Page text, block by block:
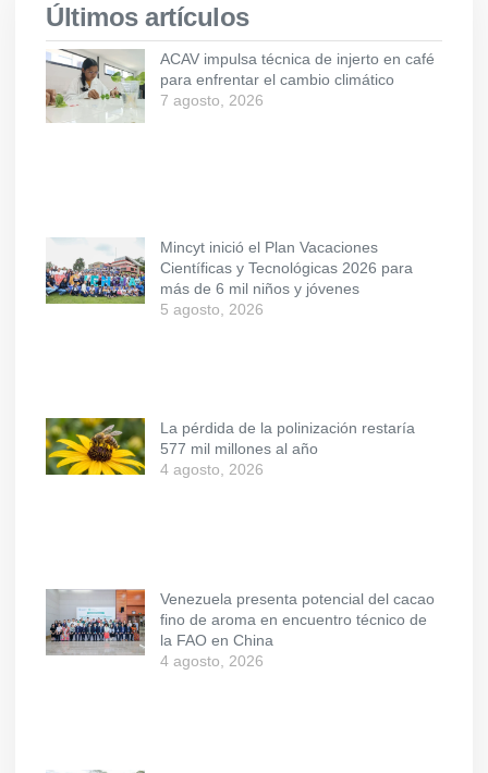
Últimos artículos
ACAV impulsa técnica de injerto en café
para enfrentar el cambio climático
7 agosto, 2026
Mincyt inició el Plan Vacaciones
Científicas y Tecnológicas 2026 para
más de 6 mil niños y jóvenes
5 agosto, 2026
La pérdida de la polinización restaría
577 mil millones al año
4 agosto, 2026
Venezuela presenta potencial del cacao
fino de aroma en encuentro técnico de
la FAO en China
4 agosto, 2026